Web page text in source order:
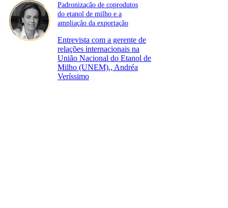
Padronização de coprodutos
do etanol de milho e a
ampliação da exportação
Entrevista com a gerente de
relações internacionais na
União Nacional do Etanol de
Milho (UNEM)., Andréa
Veríssimo